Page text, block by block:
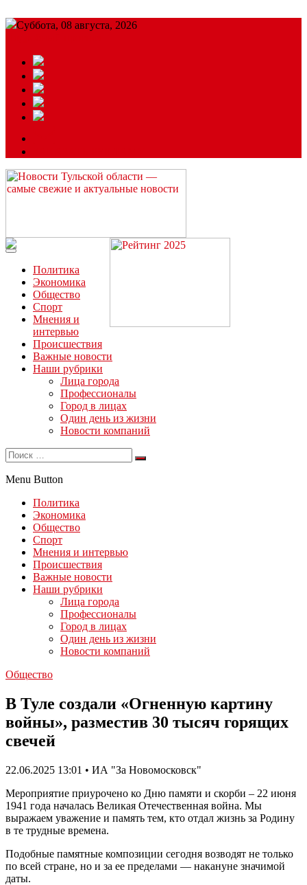
Суббота, 08 августа, 2026
Читайте последние новости дня в Тульской области на сайте
“ЗаНовомосковск”
Политика
Экономика
Общество
Спорт
Мнения и
интервью
Происшествия
Важные новости
Наши рубрики
Лица города
Профессионалы
Город в лицах
Один день из жизни
Новости компаний
Menu Button
Политика
Экономика
Общество
Спорт
Мнения и интервью
Происшествия
Важные новости
Наши рубрики
Лица города
Профессионалы
Город в лицах
Один день из жизни
Новости компаний
Общество
В Туле создали «Огненную картину
войны», разместив 30 тысяч горящих
свечей
22.06.2025 13:01 • ИА "За Новомосковск"
Мероприятие приурочено ко Дню памяти и скорби – 22 июня
1941 года началась Великая Отечественная война. Мы
выражаем уважение и память тем, кто отдал жизнь за Родину
в те трудные времена.
Подобные памятные композиции сегодня возводят не только
по всей стране, но и за ее пределами — накануне значимой
даты.